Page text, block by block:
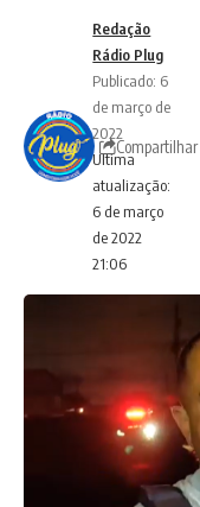
Ultima
atualização:
6 de março
de 2022
21:06
Redação
Rádio Plug
Publicado: 6
de março de
2022
Compartilhar